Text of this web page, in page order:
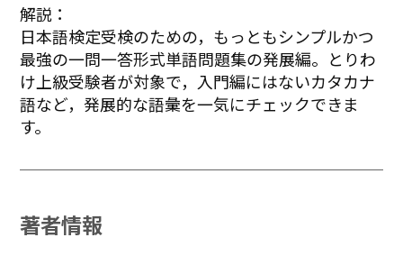
解説：
日本語検定受検のための，もっともシンプルかつ
最強の一問一答形式単語問題集の発展編。とりわ
け上級受験者が対象で，入門編にはないカタカナ
語など，発展的な語彙を一気にチェックできま
す。
著者情報